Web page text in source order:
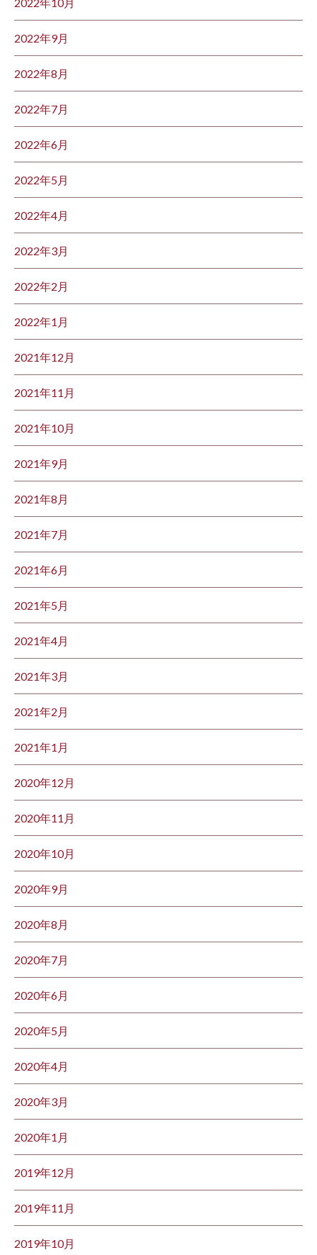
2022年9月
2022年8月
2022年7月
2022年6月
2022年5月
2022年4月
2022年3月
2022年2月
2022年1月
2021年12月
2021年11月
2021年10月
2021年9月
2021年8月
2021年7月
2021年6月
2021年5月
2021年4月
2021年3月
2021年2月
2021年1月
2020年12月
2020年11月
2020年10月
2020年9月
2020年8月
2020年7月
2020年6月
2020年5月
2020年4月
2020年3月
2020年1月
2019年12月
2019年11月
2019年10月